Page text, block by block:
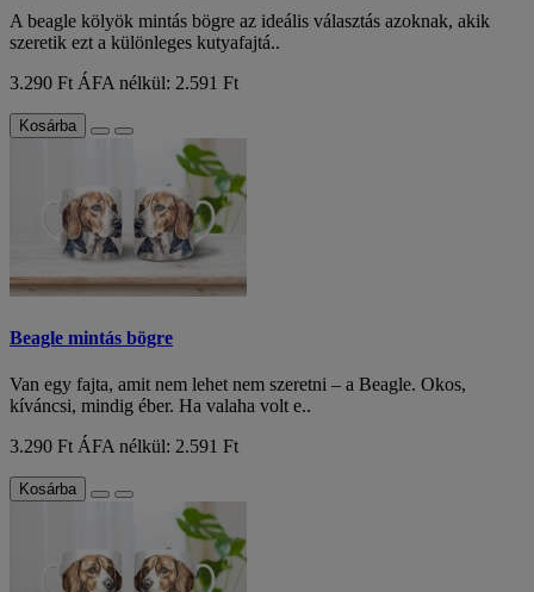
A beagle kölyök mintás bögre az ideális választás azoknak, akik
szeretik ezt a különleges kutyafajtá..
3.290 Ft ÁFA nélkül: 2.591 Ft
Kosárba
Beagle mintás bögre
Van egy fajta, amit nem lehet nem szeretni – a Beagle. Okos,
kíváncsi, mindig éber. Ha valaha volt e..
3.290 Ft ÁFA nélkül: 2.591 Ft
Kosárba